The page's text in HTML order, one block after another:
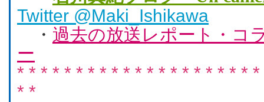
Twitter @Maki_Ishikawa
・ 過去の放送レポート・コ
ー
* * * * * * * * * * * * * * * * * * * *
* *